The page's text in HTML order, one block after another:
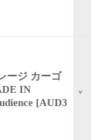
ージ カーゴ
IN
[AUD3